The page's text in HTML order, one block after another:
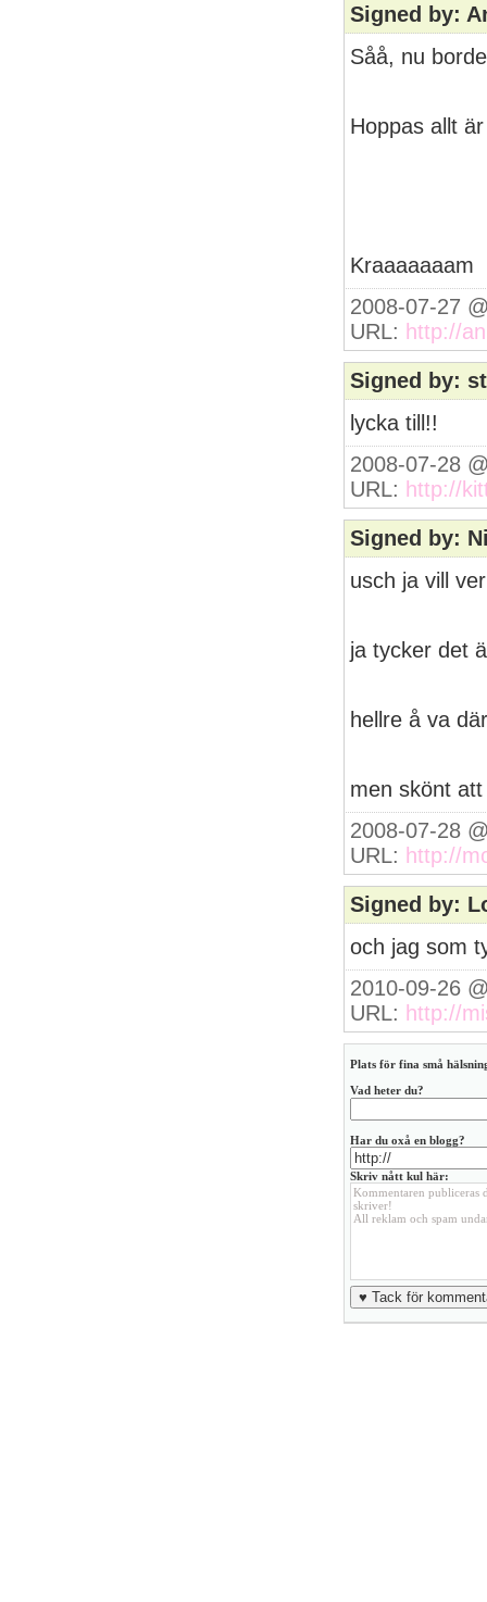
Signed by:
Såå, nu
Hoppas allt
Kraaaaaaam
2008-07-27
URL: http://
Signed by:
lycka till!!
2008-07-28
URL: http://
Signed by:
usch ja vill
ja tycker det
hellre å va
men skönt
2008-07-28
URL: http://
Signed by:
och jag som
2010-09-26
URL: http://
Plats för fina små
Vad heter du?
Har du oxå en blogg?
Skriv nått kul här: